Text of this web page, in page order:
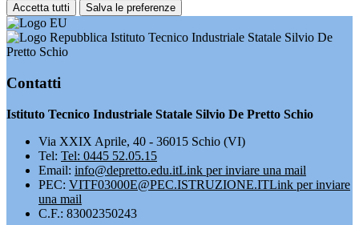
Accetta tutti Salva le preferenze
Istituto Tecnico Industriale Statale Silvio De
Pretto Schio
Contatti
Istituto Tecnico Industriale Statale Silvio De Pretto Schio
Via XXIX Aprile, 40 - 36015 Schio (VI)
Tel: Tel: 0445 52.05.15
Email: info@depretto.edu.itLink per inviare una mail
PEC: VITF03000E@PEC.ISTRUZIONE.ITLink per inviare
una mail
C.F.: 83002350243